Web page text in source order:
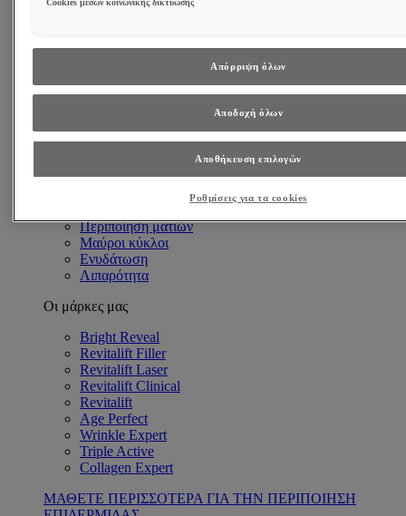
ΔΕΙΤΕ ΟΛΑ ΤΑ ΠΡΟΪΟΝΤΑ
Γλυκολικό Οξύ
ΔΕΙΤΕ ΟΛΑ ΤΑ ΣΥΣΤΑΤΙΚΑ
Αντιγήρανση
Λεπτές γραμμές & Ρυτίδες
Πρώιμα σημάδια γήρανσης
Περιποίηση ματιών
Μαύροι κύκλοι
Ενυδάτωση
Λιπαρότητα
Οι μάρκες μας
Bright Reveal
Revitalift Filler
Revitalift Laser
Revitalift Clinical
Revitalift
Age Perfect
Wrinkle Expert
Triple Active
Collagen Expert
ΜΑΘΕΤΕ ΠΕΡΙΣΣΟΤΕΡΑ ΓΙΑ ΤΗΝ ΠΕΡΙΠΟΙΗΣΗ
Cookies μέσων κοινωνικής δικτύωσης
Απόρριψη όλων
Αποδοχή όλων
Αποθήκευση επιλογών
Ρυθμίσεις για τα cookies